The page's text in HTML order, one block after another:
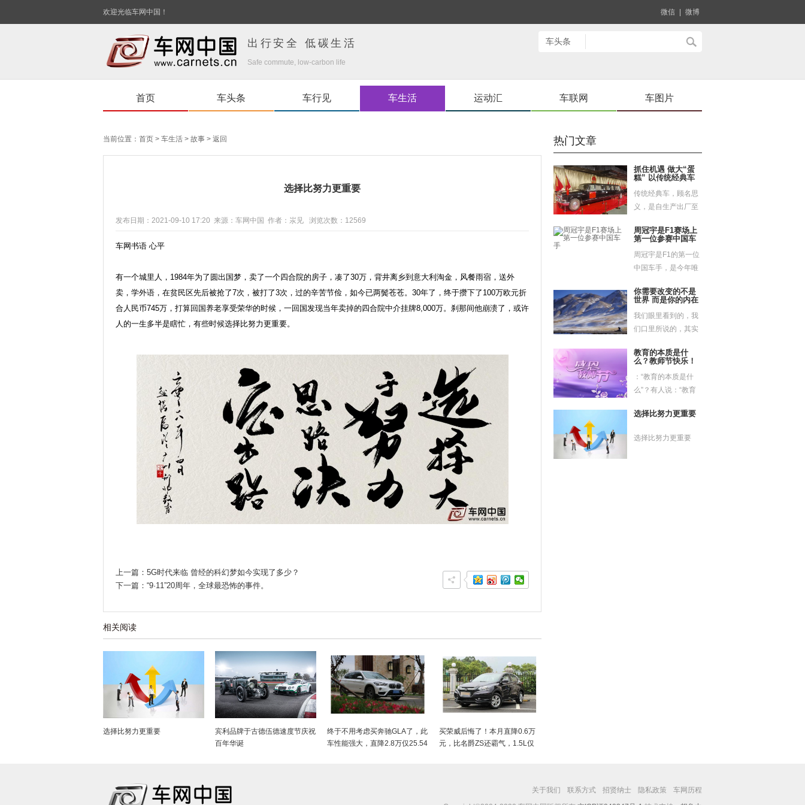
欢迎光临车网中国！ 微信 微博
出行安全 低碳生活
Safe commute, low-carbon life
首页 车头条 车行见 车生活 运动汇 车联网 车图片
当前位置： 首页 > 车生活 > 故事 > 返回
选择比努力更重要
发布日期：2021-09-10 17:20 来源：车网中国 作者：汖见 浏览次数： 12569
车网书语 心平
有一个城里人，1984年为了圆出国梦，卖了一个四合院的房子，凑了30万，背井离乡到意大利淘金，风餐雨宿，送外
卖，学外语，在贫民区先后被抢了7次，被打了3次，过的辛苦节俭，如今已两鬓苍苍。30年了，终于攒下了100万欧元折
合人民币745万，打算回国养老享受荣华的时候，一回国发现当年卖掉的四合院中介挂牌8,000万。刹那间他崩溃了，或许
人的一生多半是瞎忙，有些时候选择比努力更重要。
上一篇：5G时代来临 曾经的科幻梦如今实现了多少？
下一篇：“9·11”20周年，全球最恐怖的事件。
相关阅读
选择比努力更重要
宾利品牌于古德伍德速度节庆祝
百年华诞
终于不用考虑买奔驰GLA了，此
车性能强大，直降2.8万仅25.54
买荣威后悔了！本月直降0.6万
元，比名爵ZS还霸气，1.5L仅
热门文章
抓住机遇 做大“蛋
糕” 以传统经典车
化融合和消费升级
传统经典车，顾名思
义，是自生产出厂至
光沉淀...
周冠宇是F1赛场上
第一位参赛中国车
周冠宇是F1的第一位
中国车手，是今年唯
秀车...
你需要改变的不是
世界 而是你的内在
我们眼里看到的，我
们口里所说的，其实
反应，...
教育的本质是什
么？教师节快乐！
：“教育的本质是什
么”？有人说：“教育
为...
选择比努力更重要
选择比努力更重要
关于我们 联系方式 招贤纳士 隐私政策
车网历程